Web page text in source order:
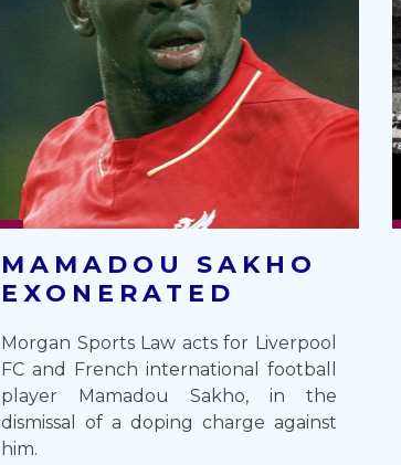
MAMADOU SAKHO
EXONERATED
Morgan Sports Law acts for Liverpool
FC and French international football
player Mamadou Sakho, in the
dismissal of a doping charge against
him.